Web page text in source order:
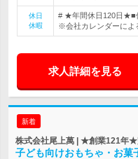
休日
休暇
# ★年間休日120日★■
※会社カレンダーによ
求人詳細を見る
新着
株式会社尾上萬 | ★創業121年
子ども向けおもちゃ・お菓